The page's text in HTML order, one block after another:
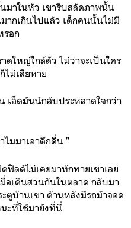
าในหัว เขารีบสลัดภาพนั้น
ากเกินไปแล้ว เด็กคนนั้นไม่มี
รอก
ใหญ่ใกล้ตัว ไม่ว่าจะเป็นใคร
ไม่เสียหาย
เอ็ดมันน์กลับประหลาดใจกว่า
ไมมาเอาดึกดื่น ”
ฟิลด์ไม่เคยมาทักทายเขาเลย
อเดินสวนกันในตลาด กลับมา
ตูบ้านเขา ด้านหลังมีรถม้าจอด
ะที่ใช้มายังที่นี่